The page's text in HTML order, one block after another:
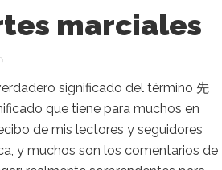
marciales
significado del término 先
que tiene para muchos en
de mis lectores y seguidores
y muchos son los comentarios de